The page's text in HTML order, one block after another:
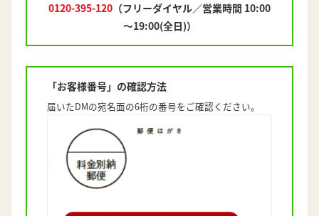
0120-395-120 （フリーダイヤル／営業時間 10:00
～19:00(全日)）
「お客様番号」の確認方法
届いたDMの宛名面の6桁の番号をご確認ください。